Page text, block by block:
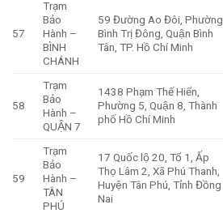
57
Trạm
Bảo
Hành –
BÌNH
CHÁNH
59 Đường Ao Đôi, Phường
Bình Trị Đông, Quận Bình
Tân, TP. Hồ Chí Minh
58
Trạm
Bảo
Hành –
QUẬN 7
1438 Phạm Thế Hiển,
Phường 5, Quận 8, Thành
phố Hồ Chí Minh
59
Trạm
Bảo
Hành –
TÂN
PHÚ
17 Quốc lộ 20, Tổ 1, Ấp
Thọ Lâm 2, Xã Phú Thanh,
Huyện Tân Phú, Tỉnh Đồng
Nai